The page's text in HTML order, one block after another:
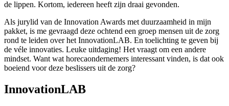
de lippen. Kortom, iedereen heeft zijn draai gevonden.
Als jurylid van de Innovation Awards met duurzaamheid in mijn
pakket, is me gevraagd deze ochtend een groep mensen uit de zorg
rond te leiden over het InnovationLAB. En toelichting te geven bij
de véle innovaties. Leuke uitdaging! Het vraagt om een andere
mindset. Want wat horecaondernemers interessant vinden, is dat ook
boeiend voor deze beslissers uit de zorg?
InnovationLAB